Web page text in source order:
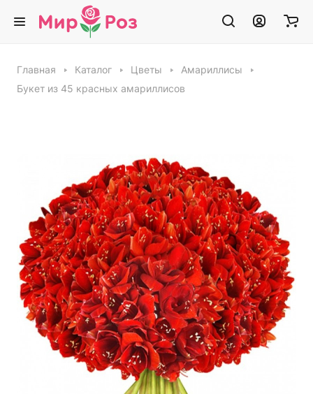
Главная Каталог Цветы
Амариллисы
Букет из 45 красных амариллисов